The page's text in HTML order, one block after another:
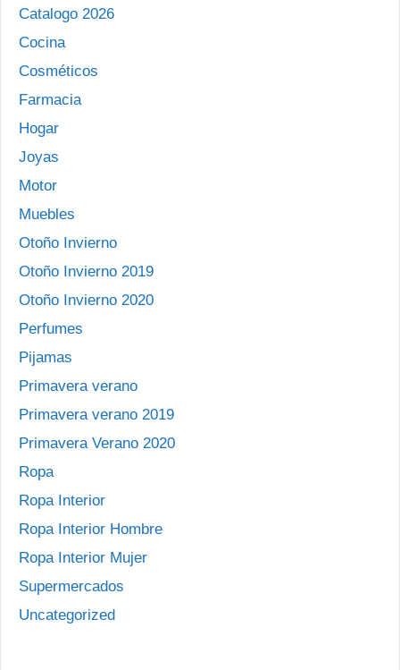
Catalogo 2026
Cocina
Cosméticos
Farmacia
Hogar
Joyas
Motor
Muebles
Otoño Invierno
Otoño Invierno 2019
Otoño Invierno 2020
Perfumes
Pijamas
Primavera verano
Primavera verano 2019
Primavera Verano 2020
Ropa
Ropa Interior
Ropa Interior Hombre
Ropa Interior Mujer
Supermercados
Uncategorized